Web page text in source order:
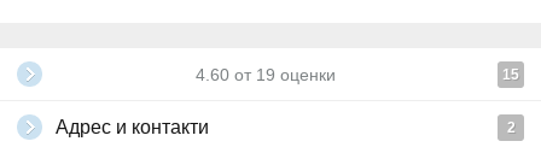
4.60 от 19 оценки 15
Адрес и контакти 2